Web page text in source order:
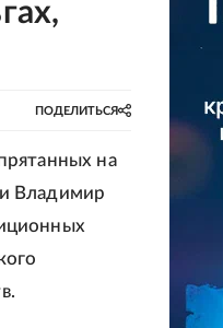
ПОДЕЛИТЬСЯ
на
Владимир